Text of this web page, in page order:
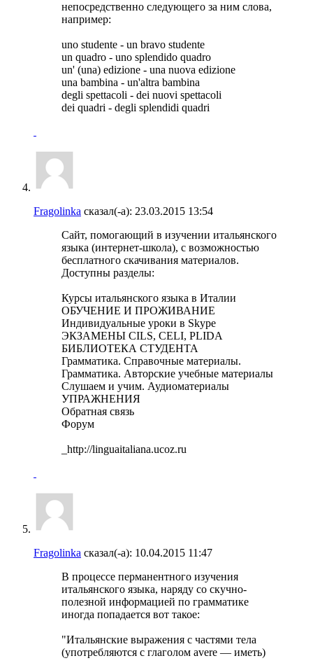
непосредственно следующего за ним слова,
например:
uno studente - un bravo studente
un quadro - uno splendido quadro
un' (una) edizione - una nuova edizione
una bambina - un'altra bambina
degli spettacoli - dei nuovi spettacoli
dei quadri - degli splendidi quadri
Fragolinka сказал(-а): 23.03.2015 13:54
Сайт, помогающий в изучении итальянского
языка (интернет-школа), с возможностью
бесплатного скачивания материалов.
Доступны разделы:
Курсы итальянского языка в Италии
ОБУЧЕНИЕ И ПРОЖИВАНИЕ
Индивидуальные уроки в Skype
ЭКЗАМЕНЫ CILS, CELI, PLIDA
БИБЛИОТЕКА СТУДЕНТА
Грамматика. Справочные материалы.
Грамматика. Авторские учебные материалы
Слушаем и учим. Аудиоматериалы
УПРАЖНЕНИЯ
Обратная связь
Форум
_http://linguaitaliana.ucoz.ru
Fragolinka сказал(-а): 10.04.2015 11:47
В процессе перманентного изучения
итальянского языка, наряду со скучно-
полезной информацией по грамматике
иногда попадается вот такое:
"Итальянские выражения с частями тела
(употребляются с глаголом avere — иметь)